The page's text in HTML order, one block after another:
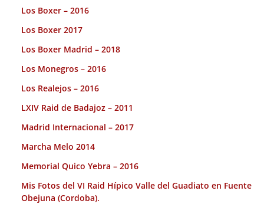
Los Boxer – 2016
Los Boxer 2017
Los Boxer Madrid – 2018
Los Monegros – 2016
Los Realejos – 2016
LXIV Raid de Badajoz – 2011
Madrid Internacional – 2017
Marcha Melo 2014
Memorial Quico Yebra – 2016
Mis Fotos del VI Raid Hípico Valle del Guadiato en Fuente
Obejuna (Cordoba).